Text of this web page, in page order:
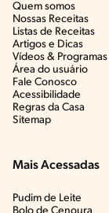
Quem somos
Nossas Receitas
Listas de Receitas​
Artigos e Dicas​
Vídeos & Programas​
Área do usuário
Fale Conosco
Acessibilidade
Regras da Casa
Sitemap
Mais Acessadas
Pudim de Leite